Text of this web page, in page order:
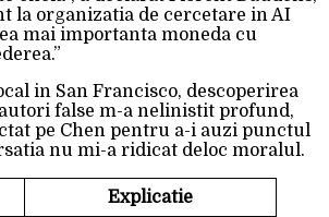
la organizatia de cercetare in AI
mai importanta moneda cu
in San Francisco, descoperirea
false m-a nelinistit profund,
pe Chen pentru a-i auzi punctul
nu mi-a ridicat deloc moralul.
Explicatie